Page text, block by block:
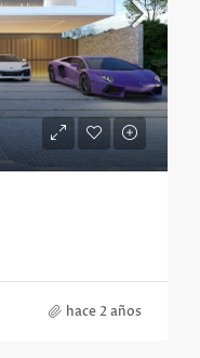
hace 2 años